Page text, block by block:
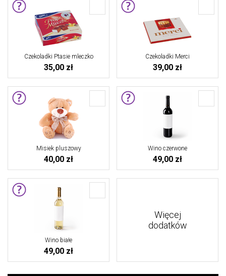
Czekoladki Ptasie mleczko
35,00 zł
Czekoladki Merci
39,00 zł
Misiek pluszowy
40,00 zł
Wino czerwone
49,00 zł
Wino białe
49,00 zł
Więcej
dodatków